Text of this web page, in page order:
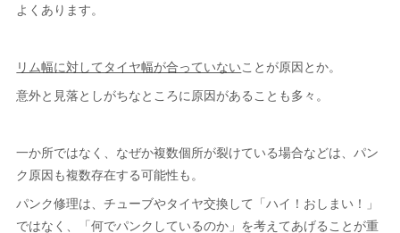
よくあります。
リム幅に対してタイヤ幅が合っていないことが原因とか。
意外と見落としがちなところに原因があることも多々。
一か所ではなく、なぜか複数個所が裂けている場合などは、パン
ク原因も複数存在する可能性も。
パンク修理は、チューブやタイヤ交換して「ハイ！おしまい！」
ではなく、「何でパンクしているのか」を考えてあげることが重